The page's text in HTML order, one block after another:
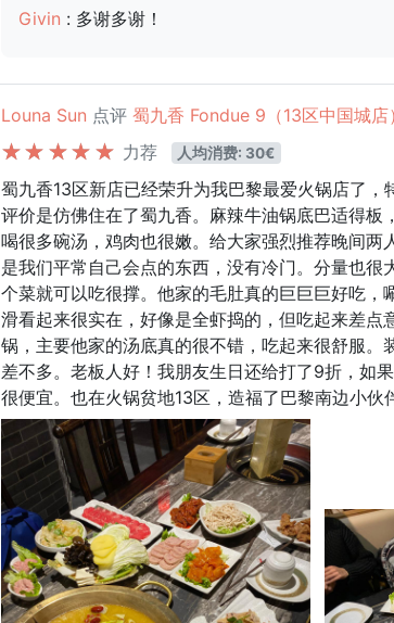
Givin : 多谢多谢！
Louna Sun 点评 蜀九香 Fondue 9（13区中国城店）
力荐
人均消费: 30€
蜀九香13区新店已经荣升为我巴黎最爱火锅店了
评价是仿佛住在了蜀九香。麻辣牛油锅底巴适得板
喝很多碗汤，鸡肉也很嫩。给大家强烈推荐晚间两
是我们平常自己会点的东西，没有冷门。分量也
个菜就可以吃很撑。他家的毛肚真的巨巨巨好吃，
滑看起来很实在，好像是全虾捣的，但吃起来差点
锅，主要他家的汤底真的很不错，吃起来很舒服。
差不多。老板人好！我朋友生日还给打了9折，如
很便宜。也在火锅贫地13区，造福了巴黎南边小伙